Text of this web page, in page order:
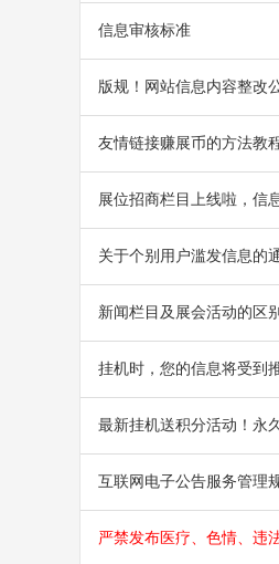
信息审核标准
版规！网站信息内容整改
友情链接赚展币的方法教
展位招商栏目上线啦，信
关于个别用户滥发信息的
新闻栏目及展会活动的区
挂机时，您的信息将受到
最新挂机送积分活动！永
互联网电子公告服务管理
严禁发布医疗、色情、违